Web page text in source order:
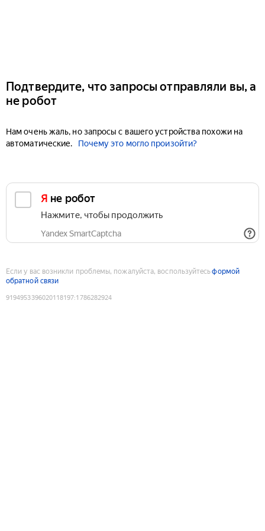
Подтвердите, что запросы отправляли вы, а
не робот
Нам очень жаль, но запросы с вашего устройства похожи на
автоматические.
Почему это могло произойти?
Я не робот
Нажмите, чтобы продолжить
Yandex SmartCaptcha
Если у вас возникли проблемы, пожалуйста, воспользуйтесьформой
обратной связи
9194953396020118197:1786282924